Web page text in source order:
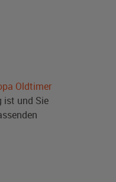
Oldtimer
ist und Sie